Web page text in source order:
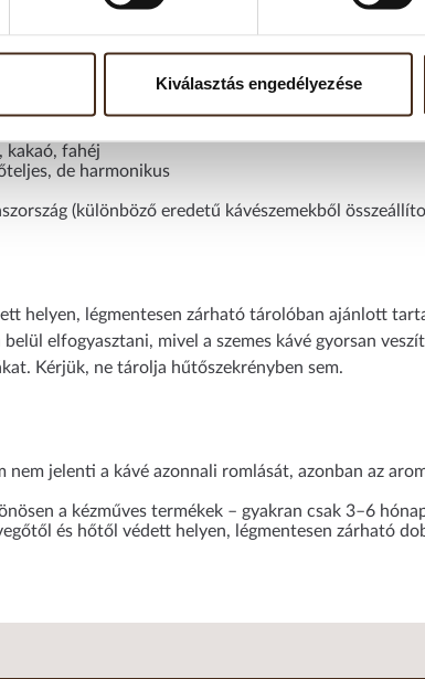
Kiválasztás engedélyezése
Robusta
kakaó, fahéj
de harmonikus
(különböző eredetű kávészemekből
helyen, légmentesen zárható tárolóban ajánlott
elfogyasztani, mivel a szemes kávé gyorsan
Kérjük, ne tárolja hűtőszekrényben sem.
nem jelenti a kávé azonnali romlását, azonban az
a kézműves termékek – gyakran csak 3–6
és hőtől védett helyen, légmentesen zárható